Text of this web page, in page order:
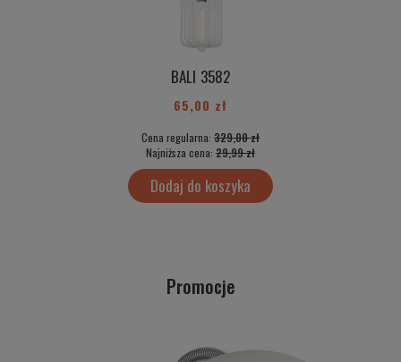
BALI 3582
65,00 zł
Cena regularna: 329,00 zł
Najniższa cena: 29,99 zł
Dodaj do koszyka
Promocje